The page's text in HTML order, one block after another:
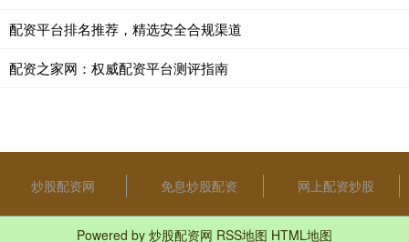
配资平台排名推荐，精选安全合规渠道
配资之家网：权威配资平台测评指南
炒股配资网 免息炒股配资 网上配资炒股
Powered by 炒股配资网 RSS地图 HTML地图